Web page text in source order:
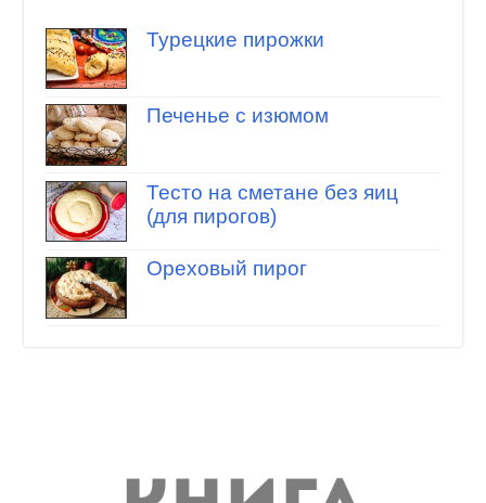
Турецкие пирожки
Печенье с изюмом
Тесто на сметане без яиц
(для пирогов)
Ореховый пирог